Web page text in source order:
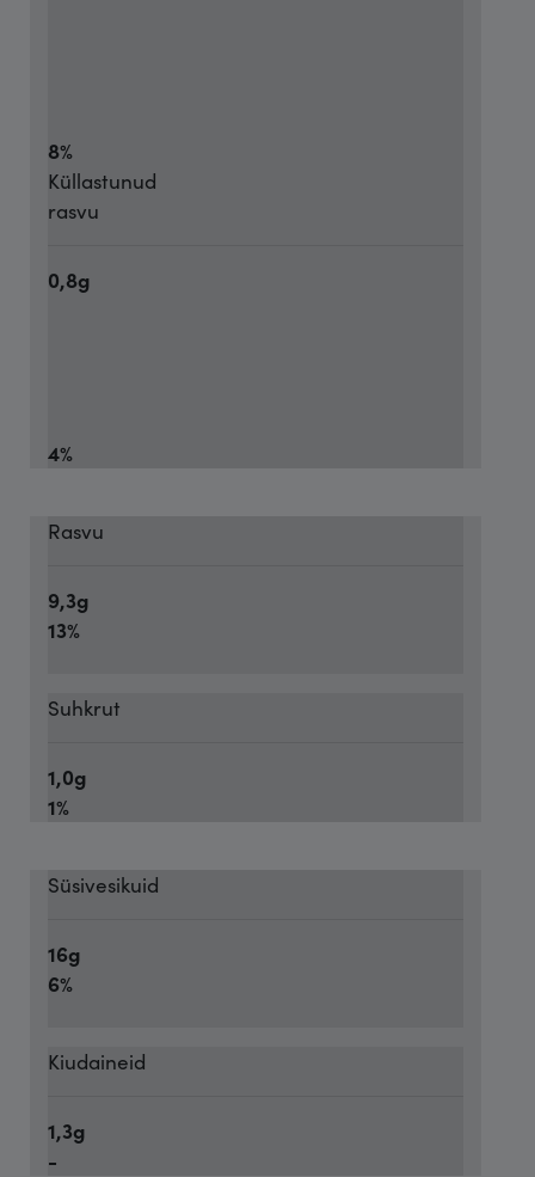
8%
Küllastunud
rasvu
0,8g
4%
Rasvu
9,3g
13%
Suhkrut
1,0g
1%
Süsivesikuid
16g
6%
Kiudaineid
1,3g
-